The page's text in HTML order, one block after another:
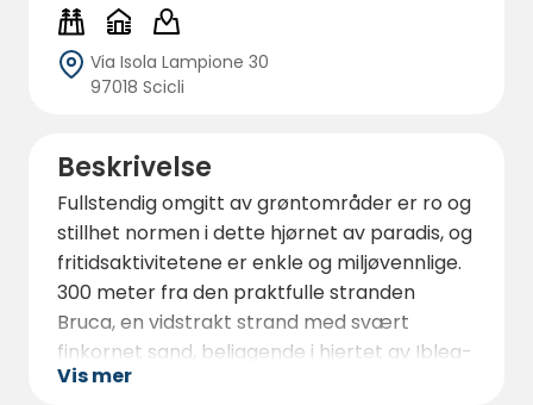
Via Isola Lampione 30
97018 Scicli
Beskrivelse
Fullstendig omgitt av grøntområder er ro og
stillhet normen i dette hjørnet av paradis, og
fritidsaktivitetene er enkle og miljøvennlige.
300 meter fra den praktfulle stranden
Bruca, en vidstrakt strand med svært
finkornet sand, beliggende i hjertet av Iblea-
kysten ved Ragusa.
Vis mer